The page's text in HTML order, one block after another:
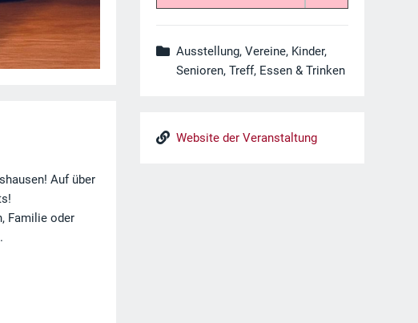
Auf über
Familie oder
Ausstellung, Vereine, Kinder,
Senioren, Treff, Essen & Trinken
Website der Veranstaltung